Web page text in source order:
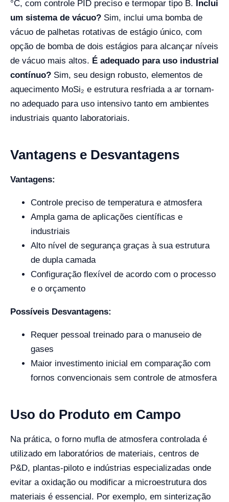
°C, com controle PID preciso e termopar tipo B.
Inclui
um sistema de vácuo? Sim, inclui uma bomba de
vácuo de palhetas rotativas de estágio único, com
opção de bomba de dois estágios para alcançar níveis
de vácuo mais altos. É adequado para uso industrial
contínuo? Sim, seu design robusto, elementos de
aquecimento MoSi₂ e estrutura resfriada a ar tornam-
no adequado para uso intensivo tanto em ambientes
industriais quanto laboratoriais.
Vantagens e Desvantagens
Vantagens:
Controle preciso de temperatura e atmosfera
Ampla gama de aplicações científicas e
industriais
Alto nível de segurança graças à sua estrutura
de dupla camada
Configuração flexível de acordo com o processo
e o orçamento
Possíveis Desvantagens:
Requer pessoal treinado para o manuseio de
gases
Maior investimento inicial em comparação com
fornos convencionais sem controle de atmosfera
Uso do Produto em Campo
Na prática, o forno mufla de atmosfera controlada é
utilizado em laboratórios de materiais, centros de
P&D, plantas-piloto e indústrias especializadas onde
evitar a oxidação ou modificar a microestrutura dos
materiais é essencial. Por exemplo, em sinterização